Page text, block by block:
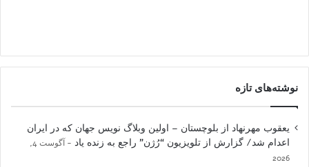
نوشته‌های تازه
یعقوب مهرنهاد از بلوچستان – اولین وبلاگ نویس جهان که در ایران
اعدام شد/ گزارش از تلویزیون “رُژن” راجع به زنده یاد
آگوست 4,
2026